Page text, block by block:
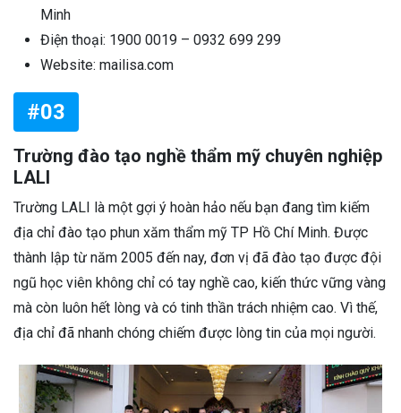
Minh
Điện thoại: 1900 0019 – 0932 699 299
Website: mailisa.com
#03
Trường đào tạo nghề thẩm mỹ chuyên nghiệp
LALI
Trường LALI là một gợi ý hoàn hảo nếu bạn đang tìm kiếm
địa chỉ đào tạo phun xăm thẩm mỹ TP Hồ Chí Minh. Được
thành lập từ năm 2005 đến nay, đơn vị đã đào tạo được đội
ngũ học viên không chỉ có tay nghề cao, kiến thức vững vàng
mà còn luôn hết lòng và có tinh thần trách nhiệm cao. Vì thế,
địa chỉ đã nhanh chóng chiếm được lòng tin của mọi người.